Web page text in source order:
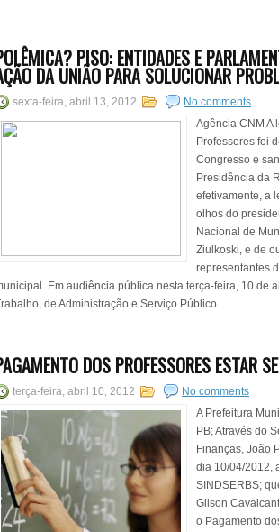
PISO: ENTIDADES E
DA UNIÃO PARA SOLUCIONAR
sexta-feira, abril 13, 2012
No comments
Agência CNM A
Professores foi
Congresso e
Presidência da
efetivamente, a
olhos do
Nacional de
Ziulkoski, e de
representantes
Em audiência pública nesta terça-feira, 10 de
de Administração e Serviço Público...
DOS PROFESSORES ESTAR
terça-feira, abril 10, 2012
No comments
A Prefeitura
PB; Através do
Finanças, João
dia 10/04/2012,
SINDSERBS;
Gilson
o Pagamento